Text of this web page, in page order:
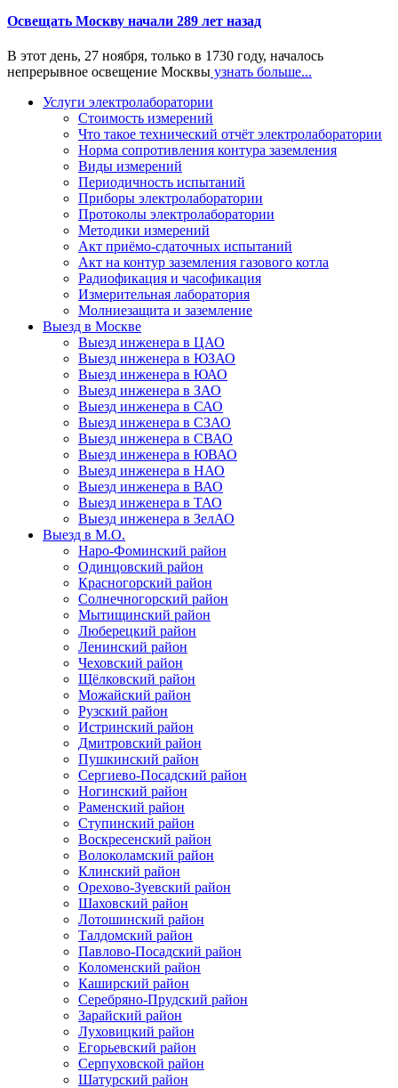
Освещать Москву начали 289 лет назад
В этот день, 27 ноября, только в 1730 году, началось
непрерывное освещение Москвы узнать больше...
Услуги электролаборатории
Стоимость измерений
Что такое технический отчёт электролаборатории
Норма сопротивления контура заземления
Виды измерений
Периодичность испытаний
Приборы электролаборатории
Протоколы электролаборатории
Методики измерений
Акт приёмо-сдаточных испытаний
Акт на контур заземления газового котла
Радиофикация и часофикация
Измерительная лаборатория
Молниезащита и заземление
Выезд в Москве
Выезд инженера в ЦАО
Выезд инженера в ЮЗАО
Выезд инженера в ЮАО
Выезд инженера в ЗАО
Выезд инженера в САО
Выезд инженера в СЗАО
Выезд инженера в СВАО
Выезд инженера в ЮВАО
Выезд инженера в НАО
Выезд инженера в ВАО
Выезд инженера в ТАО
Выезд инженера в ЗелАО
Выезд в М.О.
Наро-Фоминский район
Одинцовский район
Красногорский район
Солнечногорский район
Мытищинский район
Люберецкий район
Ленинский район
Чеховский район
Щёлковский район
Можайский район
Рузский район
Истринский район
Дмитровский район
Пушкинский район
Сергиево-Посадский район
Ногинский район
Раменский район
Ступинский район
Воскресенский район
Волоколамский район
Клинский район
Орехово-Зуевский район
Шаховский район
Лотошинский район
Талдомский район
Павлово-Посадский район
Коломенский район
Каширский район
Серебряно-Прудский район
Зарайский район
Луховицкий район
Егорьевский район
Серпуховской район
Шатурский район